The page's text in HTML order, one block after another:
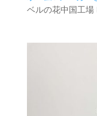
ベルの花中国工場